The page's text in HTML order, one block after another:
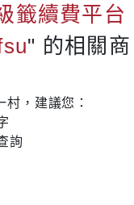
籤續費平台
" 的相關商
，建議您：
詢